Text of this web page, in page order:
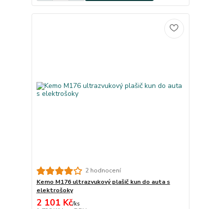
2 hodnocení
Kemo M176 ultrazvukový plašič kun do auta s
elektrošoky
2 101 Kč/ks